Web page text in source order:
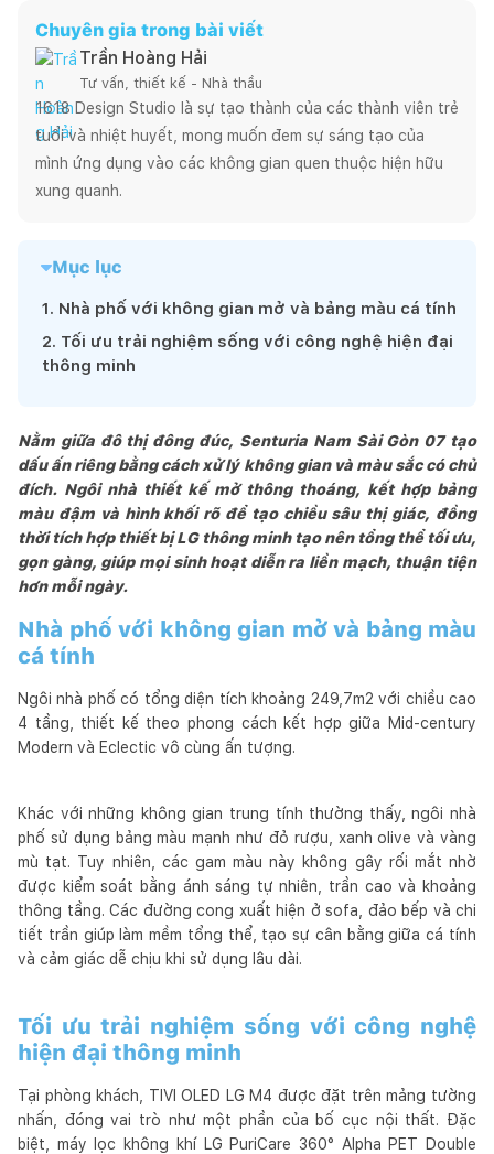
Chuyên gia trong bài viết
Trần Hoàng Hải
Tư vấn, thiết kế - Nhà thầu
1618 Design Studio là sự tạo thành của các thành viên trẻ
tuổi và nhiệt huyết, mong muốn đem sự sáng tạo của
mình ứng dụng vào các không gian quen thuộc hiện hữu
xung quanh.
Mục lục
1. Nhà phố với không gian mở và bảng màu cá tính
2. Tối ưu trải nghiệm sống với công nghệ hiện đại
thông minh
Nằm giữa đô thị đông đúc, Senturia Nam Sài Gòn 07 tạo
dấu ấn riêng bằng cách xử lý không gian và màu sắc có chủ
đích. Ngôi nhà thiết kế mở thông thoáng, kết hợp bảng
màu đậm và hình khối rõ để tạo chiều sâu thị giác, đồng
thời tích hợp thiết bị LG thông minh tạo nên tổng thể tối ưu,
gọn gàng, giúp mọi sinh hoạt diễn ra liền mạch, thuận tiện
hơn mỗi ngày.
Nhà phố với không gian mở và bảng màu
cá tính
Ngôi nhà phố có tổng diện tích khoảng 249,7m2 với chiều cao
4 tầng, thiết kế theo phong cách kết hợp giữa Mid-century
Modern và Eclectic vô cùng ấn tượng.
Khác với những không gian trung tính thường thấy, ngôi nhà
phố sử dụng bảng màu mạnh như đỏ rượu, xanh olive và vàng
mù tạt. Tuy nhiên, các gam màu này không gây rối mắt nhờ
được kiểm soát bằng ánh sáng tự nhiên, trần cao và khoảng
thông tầng. Các đường cong xuất hiện ở sofa, đảo bếp và chi
tiết trần giúp làm mềm tổng thể, tạo sự cân bằng giữa cá tính
và cảm giác dễ chịu khi sử dụng lâu dài.
Tối ưu trải nghiệm sống với công nghệ
hiện đại thông minh
Tại phòng khách, TIVI OLED LG M4 được đặt trên mảng tường
nhấn, đóng vai trò như một phần của bố cục nội thất. Đặc
biệt, máy lọc không khí LG PuriCare 360° Alpha PET Double